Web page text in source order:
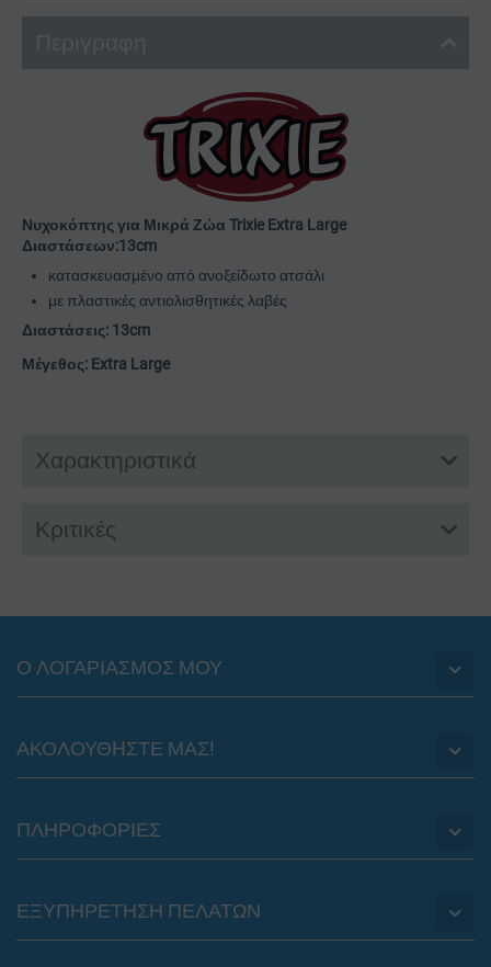
Νυχοκόπτης για Μικρά Ζώα Trixie Extra Large
Διαστάσεων:13cm
κατασκευασμένο από ανοξείδωτο ατσάλι
με πλαστικές αντιολισθητικές λαβές
Διαστάσεις: 13cm
Μέγεθος: Extra Large
Χαρακτηριστικά
Κριτικές
Ο ΛΟΓΑΡΙΑΣΜΟΣ ΜΟΥ
ΑΚΟΛΟΥΘHΣΤΕ ΜΑΣ!
ΠΛΗΡΟΦΟΡΙΕΣ
ΕΞΥΠΗΡΕΤΗΣΗ ΠΕΛΑΤΩΝ